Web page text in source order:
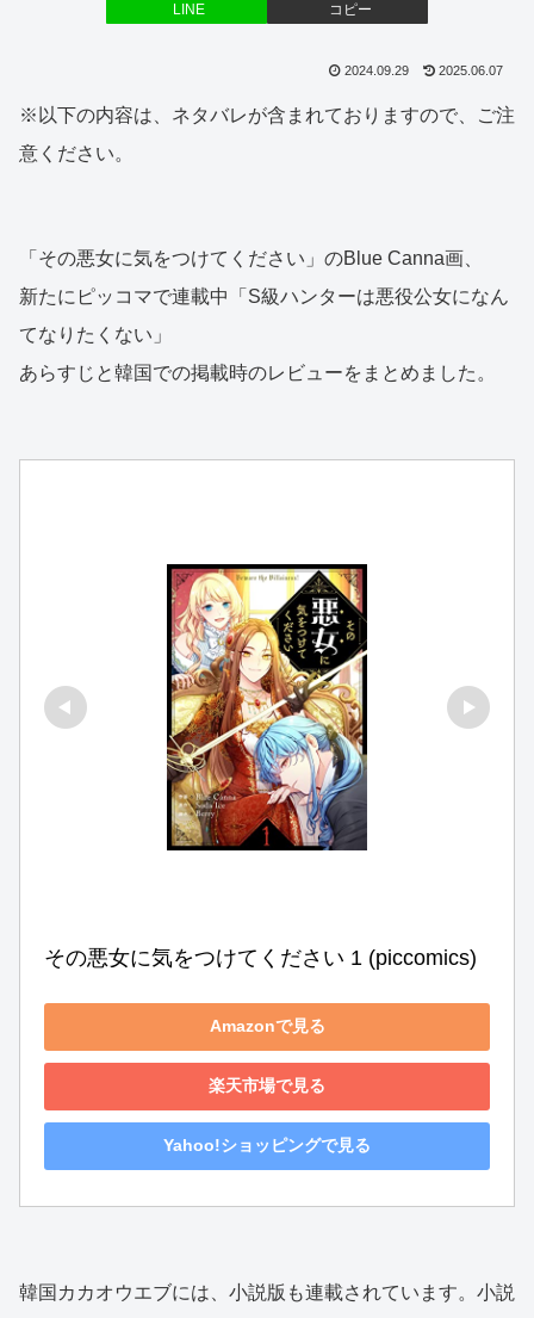
LINE コピー
2024.09.29 2025.06.07
※以下の内容は、ネタバレが含まれておりますので、ご注
意ください。
「その悪女に気をつけてください」のBlue Canna画、
新たにピッコマで連載中「S級ハンターは悪役公女になん
てなりたくない」
あらすじと韓国での掲載時のレビューをまとめました。
その悪女に気をつけてください 1 (piccomics)
Amazonで見る
楽天市場で見る
Yahoo!ショッピングで見る
韓国カカオウエブには、小説版も連載されています。小説